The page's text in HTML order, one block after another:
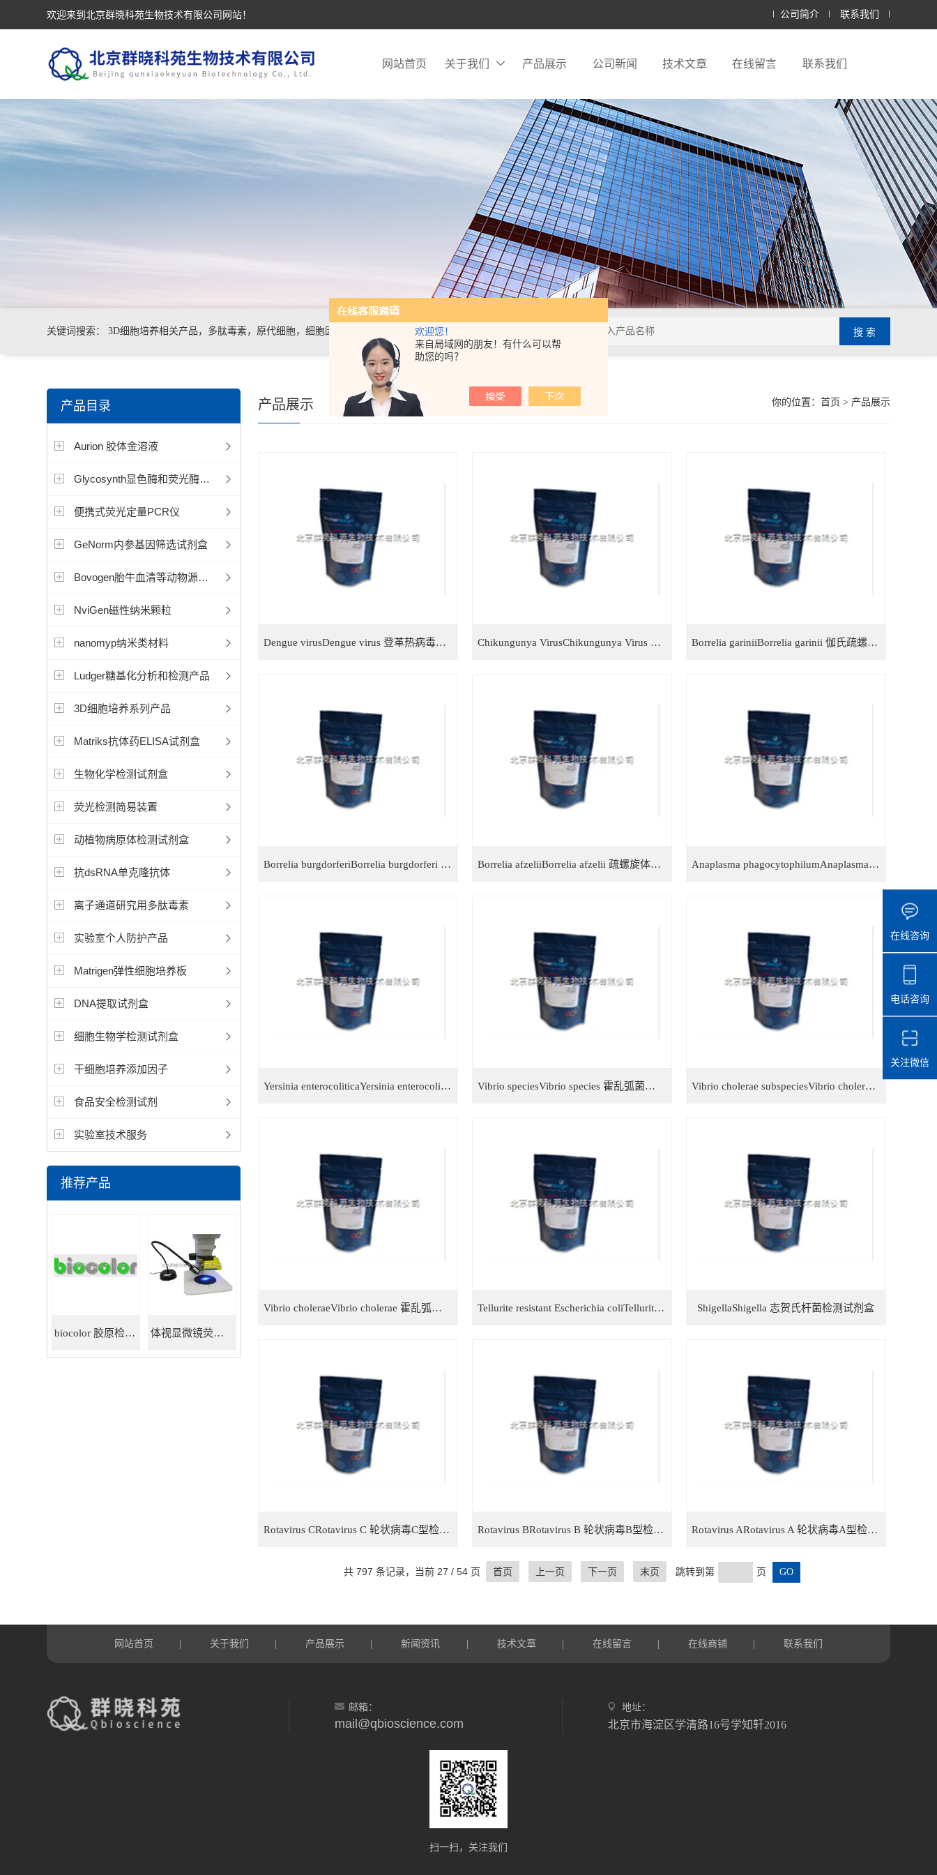
欢迎您！
来自局域网的朋友！有什么可以帮
助您的吗？
欢迎来到北京群晓科苑生物技术有限公司网站！ 公司简介 联系我们
网站首页 关于我们 产品展示 公司新闻 技术文章 在线留言 联系我们
关键词搜索： 3D细胞培养相关产品，多肽毒素，原代细胞，细胞因子，抗体，试剂盒，各类细
产品目录
Aurion 胶体金溶液
Glycosynth显色酶和荧光酶底物
便携式荧光定量PCR仪
GeNorm内参基因筛选试剂盒
Bovogen胎牛血清等动物源产品
NviGen磁性纳米颗粒
nanomyp纳米类材料
Ludger糖基化分析和检测产品
3D细胞培养系列产品
Matriks抗体药ELISA试剂盒
生物化学检测试剂盒
荧光检测简易装置
动植物病原体检测试剂盒
抗dsRNA单克隆抗体
离子通道研究用多肽毒素
实验室个人防护产品
Matrigen弹性细胞培养板
DNA提取试剂盒
细胞生物学检测试剂盒
干细胞培养添加因子
食品安全检测试剂
实验室技术服务
推荐产品
biocolor 胶原检测试剂盒 体视显微镜荧光适配器
你的位置： 首页 > 产品展示
产品展示
Dengue virusDengue virus 登革热病毒检测试剂盒 Chikungunya VirusChikungunya Virus 基孔肯亚病毒检测试剂盒 Borrelia gariniiBorrelia garinii 伽氏疏螺旋体检测试剂盒
Borrelia burgdorferiBorrelia burgdorferi 伯氏疏螺旋体检测试剂盒 Borrelia afzeliiBorrelia afzelii 疏螺旋体检测试剂盒 Anaplasma phagocytophilumAnaplasma phagocytophilum 噬吞噬细胞无形体检测试剂盒
Yersinia enterocoliticaYersinia enterocolitica 小肠结肠炎耶尔森菌检测试剂盒 Vibrio speciesVibrio species 霍乱弧菌检测试剂盒 Vibrio cholerae subspeciesVibrio cholerae subspecies 霍乱弧菌亚种检测试剂盒
Vibrio choleraeVibrio cholerae 霍乱弧菌检测试剂盒 Tellurite resistant Escherichia coliTellurite resistant Escherichia coli 抗亚碲酸盐大肠杆菌检测试剂盒 ShigellaShigella 志贺氏杆菌检测试剂盒
Rotavirus CRotavirus C 轮状病毒C型检测试剂盒 Rotavirus BRotavirus B 轮状病毒B型检测试剂盒 Rotavirus ARotavirus A 轮状病毒A型检测试剂盒
共 797 条记录，当前 27 / 54 页 首页 上一页 下一页 末页 跳转到第 页
网站首页 关于我们 产品展示 新闻资讯 技术文章 在线留言 在线商铺 联系我们
邮箱：
mail@qbioscience.com
地址：
北京市海淀区学清路16号学知轩2016
扫一扫，关注我们
在线咨询
电话咨询
关注微信